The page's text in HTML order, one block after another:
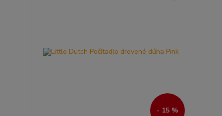
- 15 %